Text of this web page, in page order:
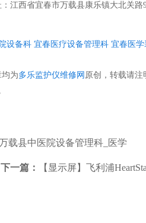
江西省宜春市万载县康乐镇大北关路
设备科 宜春医疗设备管理科 宜春医
为多乐监护仪维修网 原创，转载请注
载县中医院设备管理科_医学
下一篇：
【显示屏】飞利浦